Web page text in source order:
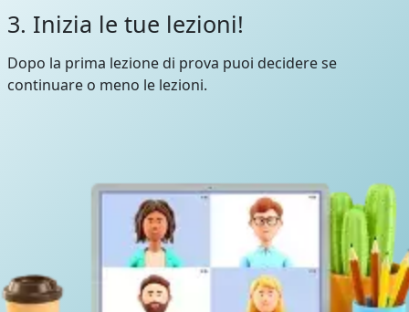
3. Inizia le tue lezioni!
Dopo la prima lezione di prova puoi decidere se
continuare o meno le lezioni.